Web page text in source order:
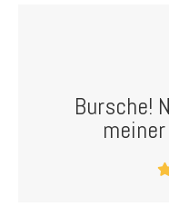
Bursche!